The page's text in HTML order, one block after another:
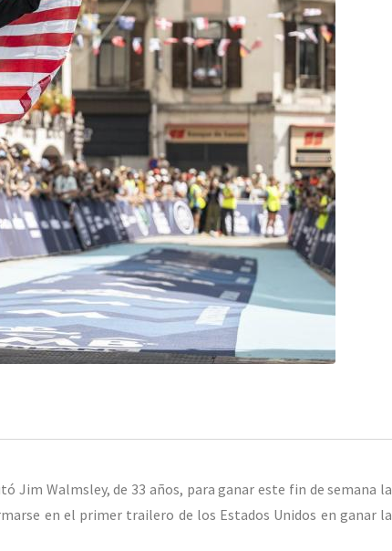
Jim Walmsley, de 33 años, para ganar este fin de semana la
en el primer trailero de los Estados Unidos en ganar la